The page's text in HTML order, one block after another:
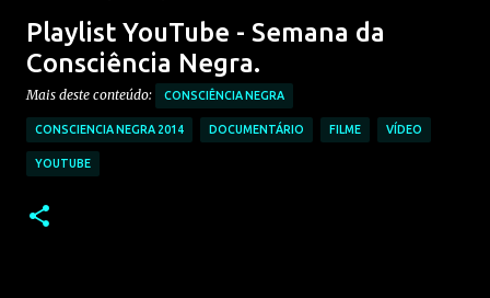
Postagem em destaque
CONTEÚDO: PRIMEIRO REINADO
PROVAS DE HISTÓRIA MÉDIO
0
Playlist YouTube - Semana da
Consciência Negra.
Mais deste conteúdo: CONSCIÊNCIA NEGRA
CONSCIENCIA NEGRA 2014 DOCUMENTÁRIO FILME VÍDEO
YOUTUBE